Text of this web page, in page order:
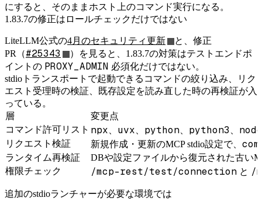
にすると、そのままホスト上のコマンド実行になる。
1.83.7の修正はロールチェックだけではない
LiteLLM公式の4月のセキュリティ更新
と、修正
PR（#25343
）を見ると、1.83.7の対策はテストエンドポ
イントの PROXY_ADMIN 必須化だけではない。
stdioトランスポートで起動できるコマンドの絞り込み、リク
エスト受理時の検証、既存設定を読み直した時の再検証が入
っている。
層
変更点
コマンド許可リスト npx uvx python python3 node
リクエスト検証 新規作成・更新のMCP stdio設定で、
ランタイム再検証
DBや設定ファイルから復元された古い
権限チェック
/mcp-rest/test/connection と /
追加のstdioランチャーが必要な環境では